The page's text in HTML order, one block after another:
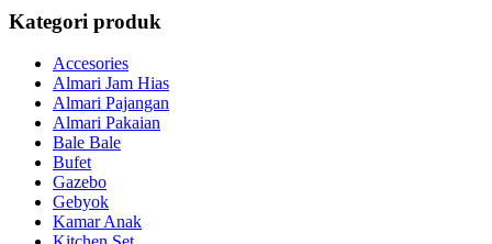
Kategori produk
Accesories
Almari Jam Hias
Almari Pajangan
Almari Pakaian
Bale Bale
Bufet
Gazebo
Gebyok
Kamar Anak